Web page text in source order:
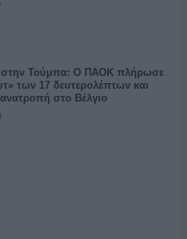
στην Τούμπα: Ο ΠΑΟΚ πλήρωσε
των 17 δευτερολέπτων και
ανατροπή στο Βέλγιο